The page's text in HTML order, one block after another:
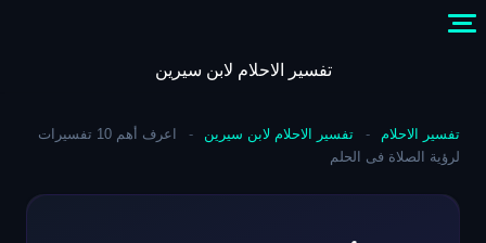
content
تفسير الاحلام لابن سيرين
تفسير الاحلام - تفسير الاحلام لابن سيرين -
اعرف أهم 10 تفسيرات
لرؤية الصلاة فى الحلم